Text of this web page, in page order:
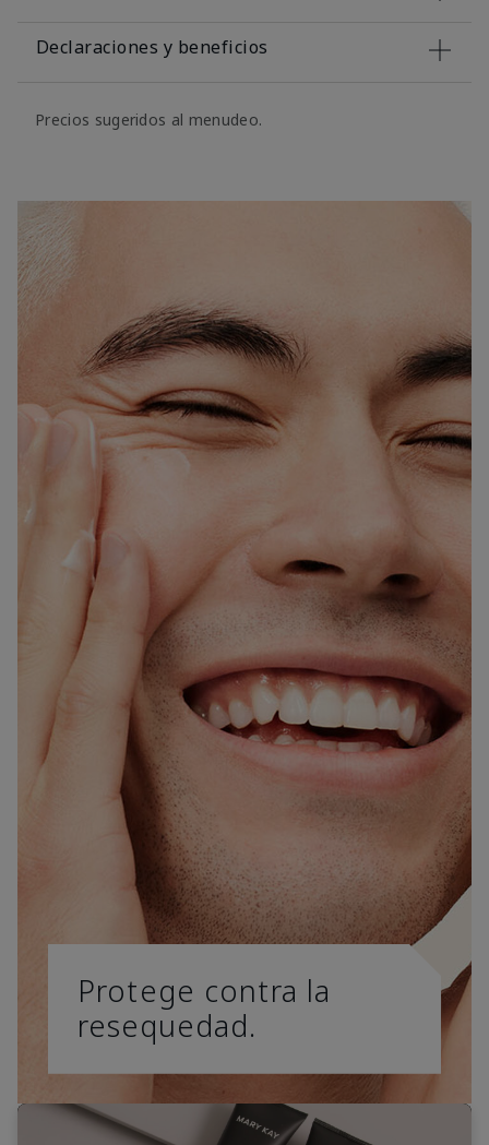
Declaraciones y beneficios
Precios sugeridos al menudeo.
Protege contra la
resequedad.